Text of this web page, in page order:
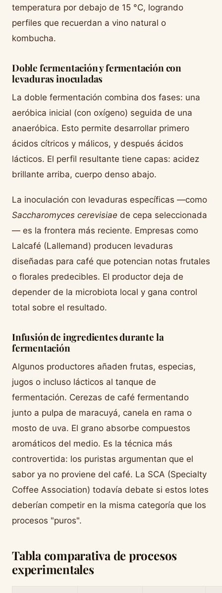
temperatura por debajo de 15 °C, logrando
perfiles que recuerdan a vino natural o
kombucha.
Doble fermentación y fermentación con
levaduras inoculadas
La doble fermentación combina dos fases: una
aeróbica inicial (con oxígeno) seguida de una
anaeróbica. Esto permite desarrollar primero
ácidos cítricos y málicos, y después ácidos
lácticos. El perfil resultante tiene capas: acidez
brillante arriba, cuerpo denso abajo.
La inoculación con levaduras específicas —como
Saccharomyces cerevisiae de cepa seleccionada
— es la frontera más reciente. Empresas como
Lalcafé (Lallemand) producen levaduras
diseñadas para café que potencian notas frutales
o florales predecibles. El productor deja de
depender de la microbiota local y gana control
total sobre el resultado.
Infusión de ingredientes durante la
fermentación
Algunos productores añaden frutas, especias,
jugos o incluso lácticos al tanque de
fermentación. Cerezas de café fermentando
junto a pulpa de maracuyá, canela en rama o
mosto de uva. El grano absorbe compuestos
aromáticos del medio. Es la técnica más
controvertida: los puristas argumentan que el
sabor ya no proviene del café. La SCA (Specialty
Coffee Association) todavía debate si estos lotes
deberían competir en la misma categoría que los
procesos "puros".
Tabla comparativa de procesos
experimentales